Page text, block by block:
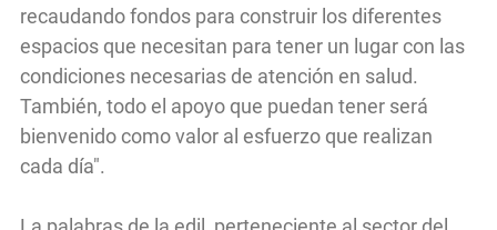
recaudando fondos para construir los diferentes
espacios que necesitan para tener un lugar con las
condiciones necesarias de atención en salud.
También, todo el apoyo que puedan tener será
bienvenido como valor al esfuerzo que realizan
cada día".